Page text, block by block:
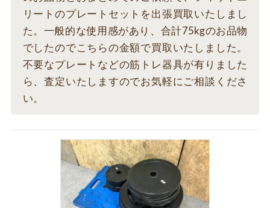
リートのプレートセットを出張買取いたしまし
た。一般的な使用感があり、合計75kgのお品物
でしたのでこちらの金額で買取いたしました。
不要なプレートなどの筋トレ器具が有りました
ら、査定いたしますのでお気軽にご相談くださ
い。